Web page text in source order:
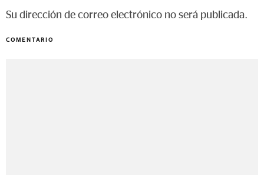
Su dirección de correo electrónico no será publicada.
COMENTARIO